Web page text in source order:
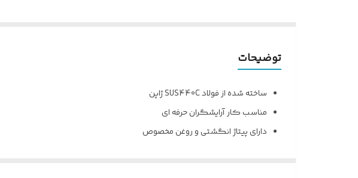
توضیحات
ساخته شده از فولاد SUS440C ژاپن
مناسب کار آرایشگران حرفه ای
دارای پیتاژ انگشتی و روغن مخصوص